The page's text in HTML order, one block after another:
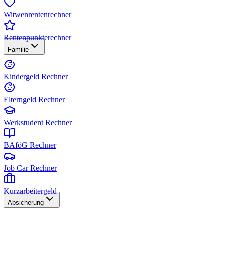
Witwenrentenrechner
Rentenpunkterechner
Familie
Kindergeld Rechner
Elterngeld Rechner
Werkstudent Rechner
BAföG Rechner
Job Car Rechner
Kurzarbeitergeld
Absicherung